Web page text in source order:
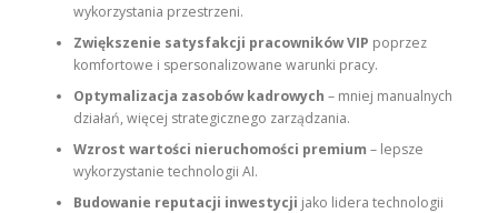
wykorzystania przestrzeni.
Zwiększenie satysfakcji pracowników VIP poprzez
komfortowe i spersonalizowane warunki pracy.
Optymalizacja zasobów kadrowych – mniej manualnych
działań, więcej strategicznego zarządzania.
Wzrost wartości nieruchomości premium – lepsze
wykorzystanie technologii AI.
Budowanie reputacji inwestycji jako lidera technologii